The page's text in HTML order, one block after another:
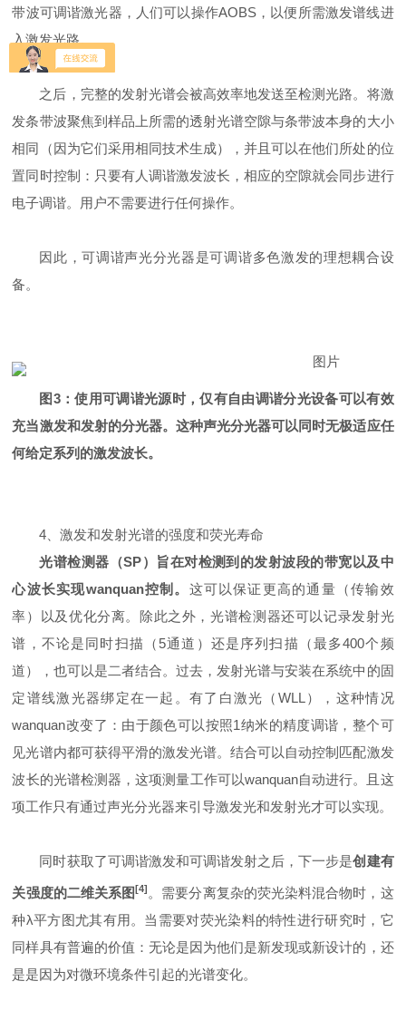
带波可调谐激光器，人们可以操作AOBS，以便所需激发谱线进
入激发光路。
之后，完整的发射光谱会被高效率地发送至检测光路。将激
发条带波聚焦到样品上所需的透射光谱空隙与条带波本身的大小
相同（因为它们采用相同技术生成），并且可以在他们所处的位
置同时控制：只要有人调谐激发波长，相应的空隙就会同步进行
电子调谐。用户不需要进行任何操作。
因此，可调谐声光分光器是可调谐多色激发的理想耦合设
备。
图3：使用可调谐光源时，仅有自由调谐分光设备可以有效
充当激发和发射的分光器。这种声光分光器可以同时无极适应任
何给定系列的激发波长。
4、激发和发射光谱的强度和荧光寿命
光谱检测器（SP）旨在对检测到的发射波段的带宽以及中
心波长实现wanquan控制。 这可以保证更高的通量（传输效
率）以及优化分离。除此之外，光谱检测器还可以记录发射光
谱，不论是同时扫描（5通道）还是序列扫描（最多400个频
道），也可以是二者结合。过去，发射光谱与安装在系统中的固
定谱线激光器绑定在一起。有了白激光（WLL），这种情况
wanquan改变了：由于颜色可以按照1纳米的精度调谐，整个可
见光谱内都可获得平滑的激发光谱。结合可以自动控制匹配激发
波长的光谱检测器，这项测量工作可以wanquan自动进行。且这
项工作只有通过声光分光器来引导激发光和发射光才可以实现。
同时获取了可调谐激发和可调谐发射之后，下一步是创建有
关强度的二维关系图[4] 。需要分离复杂的荧光染料混合物时，这
种λ平方图尤其有用。当需要对荧光染料的特性进行研究时，它
同样具有普遍的价值：无论是因为他们是新发现或新设计的，还
是是因为对微环境条件引起的光谱变化。